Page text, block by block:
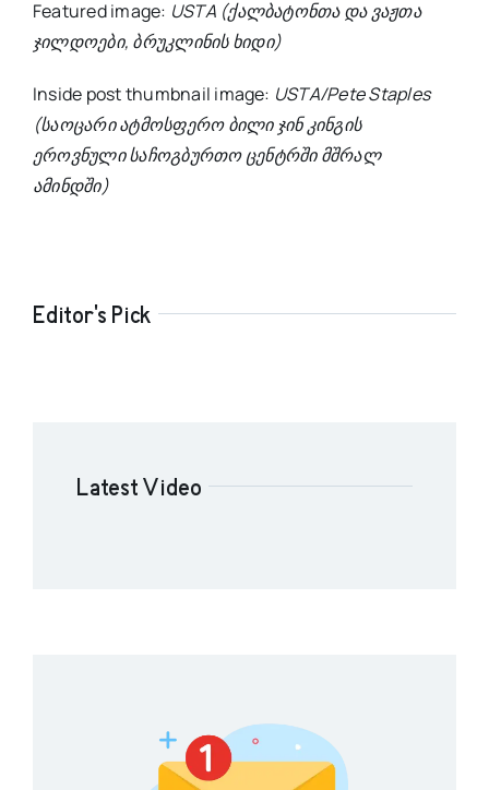
Featured image: USTA (ქალბატონთა და ვაჟთა
ჯილდოები, ბრუკლინის ხიდი)
Inside post thumbnail image: USTA/Pete Staples
(საოცარი ატმოსფერო ბილი ჯინ კინგის
ეროვნული საჩოგბურთო ცენტრში მშრალ
ამინდში)
Editor's Pick
Latest Video